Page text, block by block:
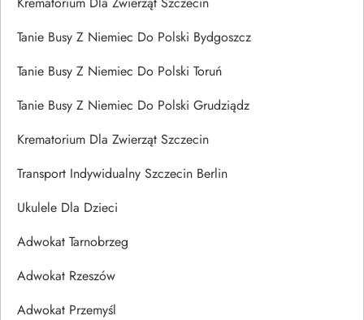
Tanie Busy Z Niemiec Do Polski Bydgoszcz
Tanie Busy Z Niemiec Do Polski Toruń
Tanie Busy Z Niemiec Do Polski Grudziądz
Krematorium Dla Zwierząt Szczecin
Transport Indywidualny Szczecin Berlin
Ukulele Dla Dzieci
Adwokat Tarnobrzeg
Adwokat Rzeszów
Adwokat Przemyśl